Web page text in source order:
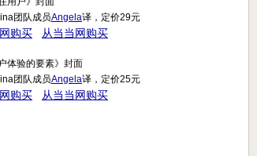
团队成员Angela译，定价29元
购买 从当当网购买
团队成员Angela译，定价25元
购买 从当当网购买